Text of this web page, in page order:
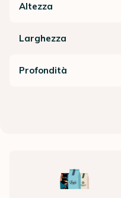
Altezza
Larghezza
Profondità